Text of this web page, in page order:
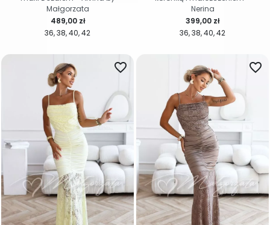
36 38 40 42
Cena
489,00 zł
Małgorzata
36 38 40 42
Cena
399,00 zł
Nerina
favorite_border favorite_border